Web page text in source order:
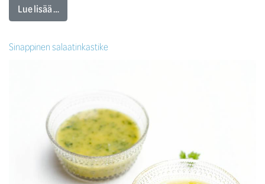
Lue lisää …
Sinappinen salaatinkastike